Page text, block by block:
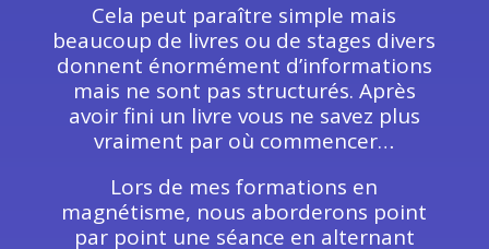
Cela peut paraître simple mais
beaucoup de livres ou de stages divers
donnent énormément d’informations
mais ne sont pas structurés. Après
avoir fini un livre vous ne savez plus
vraiment par où commencer…
Lors de mes formations en
magnétisme, nous aborderons point
par point une séance en alternant